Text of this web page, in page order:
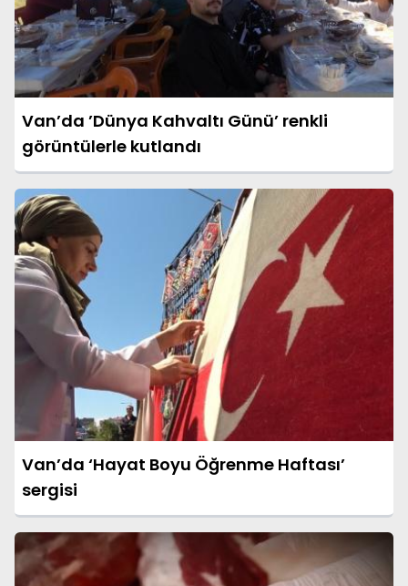
Van’da ’Dünya Kahvaltı Günü’ renkli
görüntülerle kutlandı
Van’da ‘Hayat Boyu Öğrenme Haftası’
sergisi